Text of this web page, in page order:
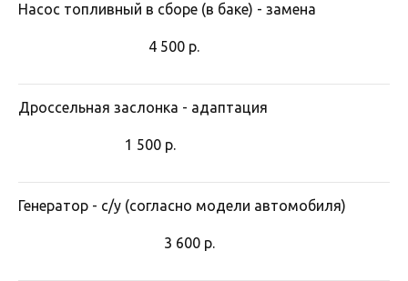
Насос топливный в сборе (в баке) - замена
4 500 р.
Дроссельная заслонка - адаптация
1 500 р.
Генератор - с/у (согласно модели автомобиля)
3 600 р.